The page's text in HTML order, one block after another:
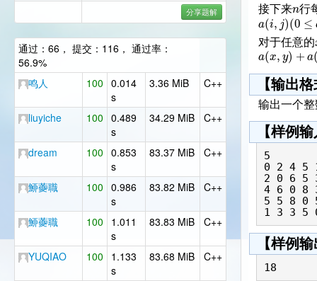
分享题解
通过：66， 提交：116， 通过率：
56.9%
鸣人
100 0.014
s
3.36 MiB C++
liuyiche 100 0.489
s
34.29 MiB C++
dream 100 0.853
s
83.37 MiB C++
䱖虁職 100 0.986
s
83.82 MiB C++
䱖虁職 100
1.011
s
83.83 MiB C++
YUQIAO 100
1.133
s
83.68 MiB C++
接下来n行
a(i,j)(0 ≤
对于任意的
a(x,y) +a
【输出
输出一个
【样例
5
0 2 4 5
2 0 6 5
4 6 0 8
5 5 8 0
【样例
18